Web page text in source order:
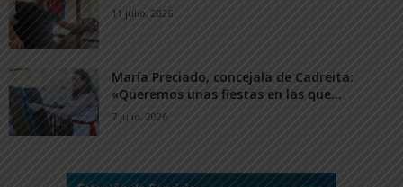
11 julio, 2026
María Preciado, concejala de Cadreita:
«Queremos unas fiestas en las que...
7 julio, 2026